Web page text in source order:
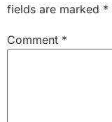
fields are marked *
Comment *